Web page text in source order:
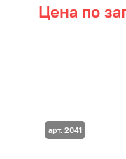
Цена по
арт. 2041